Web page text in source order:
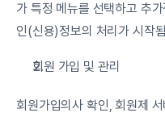
가 특정 메뉴를 선택하고 추
인(신용)정보의 처리가 시작
회원 가입 및 관리
회원가입의사 확인, 회원제